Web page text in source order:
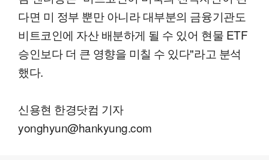
다면 미 정부 뿐만 아니라 대부분의 금융기관도
비트코인에 자산 배분하게 될 수 있어 현물 ETF
승인보다 더 큰 영향을 미칠 수 있다"라고 분석
했다.
신용현 한경닷컴 기자
yonghyun@hankyung.com